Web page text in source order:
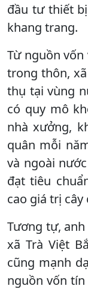
đầu tư thiết
khang trang.
Từ nguồn vốn
trong thôn,
thụ tại vùng
có quy mô
nhà xưởng,
quân mỗi
và ngoài
đạt tiêu
cao giá trị
Tương tự,
xã Trà Việt
cũng mạnh
nguồn vốn tín